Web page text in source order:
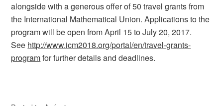
alongside with a generous offer of 50 travel grants from
the International Mathematical Union. Applications to the
program will be open from April 15 to July 20, 2017.
See http://www.icm2018.org/portal/en/travel-grants-
programfor further details and deadlines.